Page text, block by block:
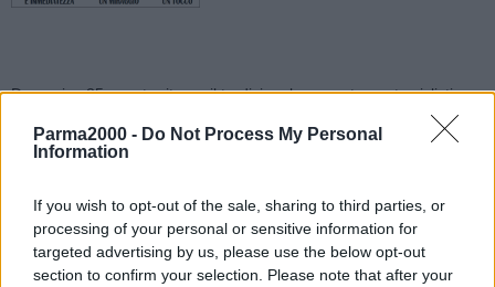
Parma2000 - Do Not Process My Personal
Information
If you wish to opt-out of the sale, sharing to third parties, or
processing of your personal or sensitive information for
targeted advertising by us, please use the below opt-out
section to confirm your selection. Please note that after your
Domenica 25 agosto ritorna il tradizionale appuntamento ciclistico
femminile sulle strade del comune di Formigine. La manifestazione
“Coppa Comune di Formigine” è giunta alla 48ª edizione, dopo
Pinelli. Il programma dell’edizione 2019 prevede due gare: la prima
(ore 15) è riservata alla categorie Esordienti (13/14 anni), a seguire
toccherà alla Allieve (15/16 anni).